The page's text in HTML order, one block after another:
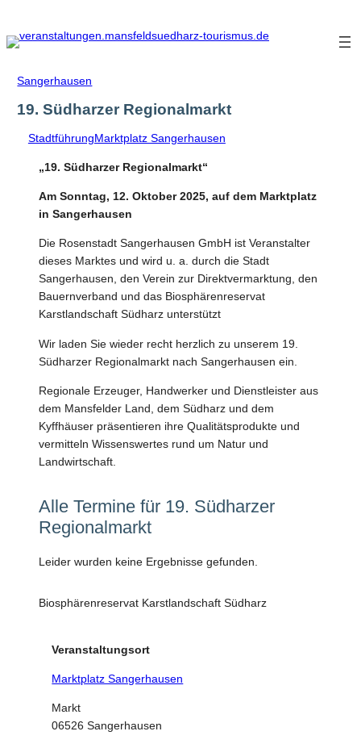
Inhalt
springen
Sangerhausen
19. Südharzer Regionalmarkt
StadtführungMarktplatz Sangerhausen
„19. Südharzer Regionalmarkt“
Am Sonntag, 12. Oktober 2025, auf dem Marktplatz
in Sangerhausen
Die Rosenstadt Sangerhausen GmbH ist Veranstalter
dieses Marktes und wird u. a. durch die Stadt
Sangerhausen, den Verein zur Direktvermarktung, den
Bauernverband und das Biosphärenreservat
Karstlandschaft Südharz unterstützt
Wir laden Sie wieder recht herzlich zu unserem 19.
Südharzer Regionalmarkt nach Sangerhausen ein.
Regionale Erzeuger, Handwerker und Dienstleister aus
dem Mansfelder Land, dem Südharz und dem
Kyffhäuser präsentieren ihre Qualitätsprodukte und
vermitteln Wissenswertes rund um Natur und
Landwirtschaft.
Alle Termine für 19. Südharzer
Regionalmarkt
Leider wurden keine Ergebnisse gefunden.
Biosphärenreservat Karstlandschaft Südharz
Veranstaltungsort
Marktplatz Sangerhausen
Markt
06526 Sangerhausen